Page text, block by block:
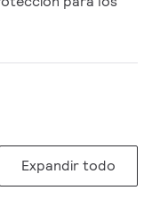
Expandir todo